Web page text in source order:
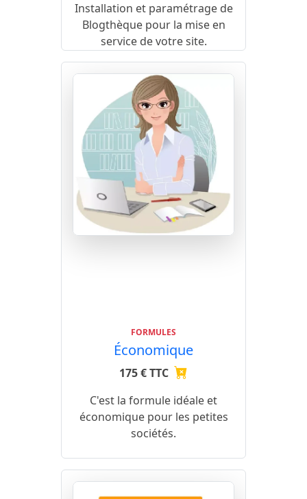
Installation et paramétrage de
Blogthèque pour la mise en
service de votre site.
FORMULES
Économique
175 € TTC
C'est la formule idéale et
économique pour les petites
sociétés.